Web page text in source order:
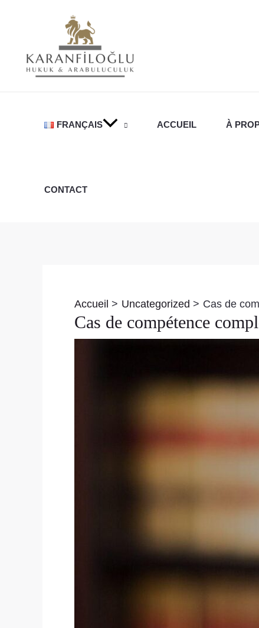
FRANÇAIS ACCUEIL À
CONTACT
Accueil Uncategorized Cas de
Cas de compétence
articles